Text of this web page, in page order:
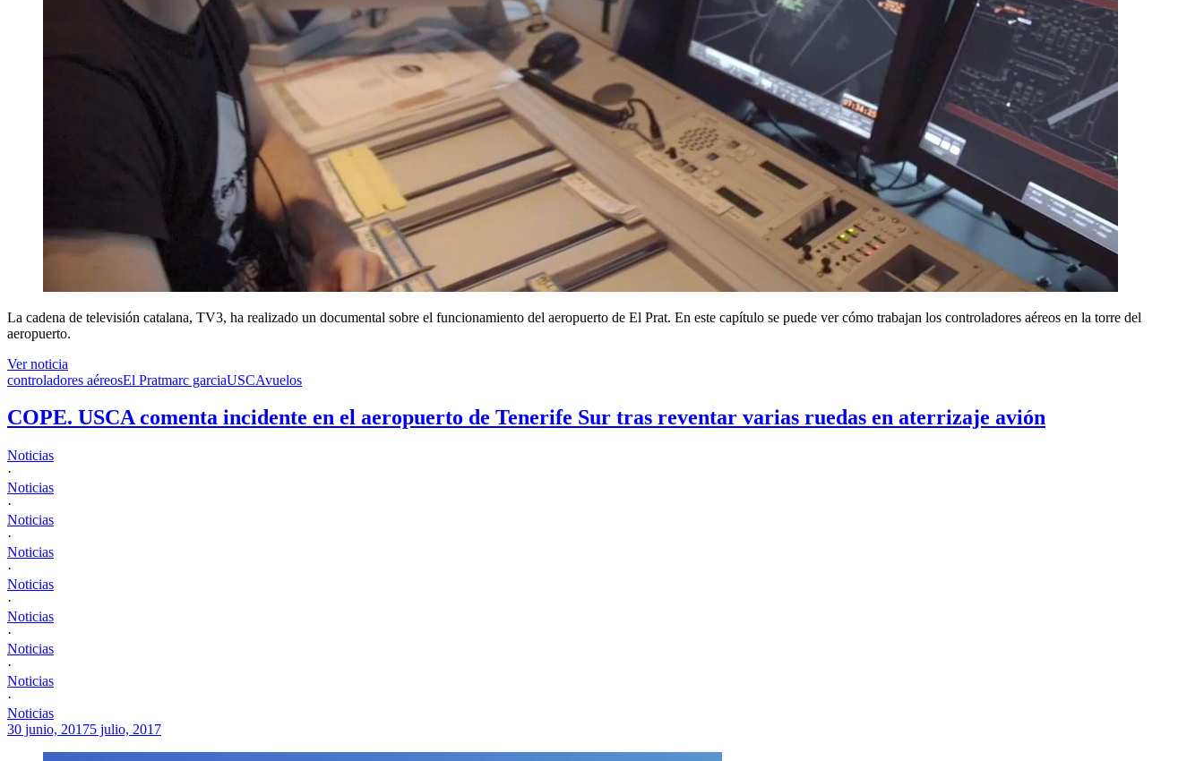
La cadena de televisión catalana, TV3, ha realizado un documental sobre el funcionamiento del aeropuerto de El Prat. En este capítulo se puede ver cómo trabajan los controladores aéreos en la torre del
aeropuerto.
Ver noticia
controladores aéreosEl Pratmarc garciaUSCAvuelos
COPE. USCA comenta incidente en el aeropuerto de Tenerife Sur tras reventar varias ruedas en aterrizaje avión
Noticias
·
Noticias
·
Noticias
·
Noticias
·
Noticias
·
Noticias
·
Noticias
·
Noticias
·
Noticias
30 junio, 20175 julio, 2017